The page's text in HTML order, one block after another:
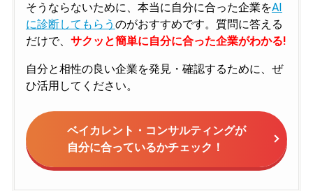
そうならないために、本当に自分に合った企業をAI
に診断してもらう のがおすすめです。質問に答える
だけで、 サクッと簡単に自分に合った企業がわかる!
自分と相性の良い企業を発見・確認するために、ぜ
ひ活用してください。
ベイカレント・コンサルティングが
自分に合っているかチェック！